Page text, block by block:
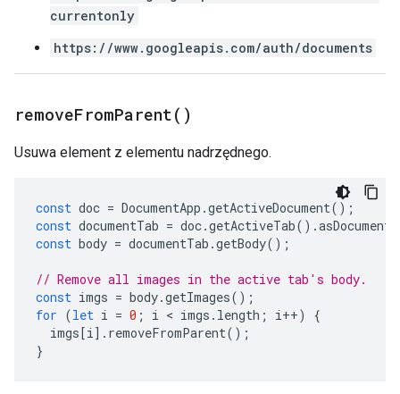
currentonly
https://www.googleapis.com/auth/documents
removeFromParent( )
Usuwa element z elementu nadrzędnego.
const doc = DocumentApp .getActiveDocument();
const documentTab = doc.getActiveTab().
const body = documentTab .getBody();
// Remove all images in the active tab's body.
const imgs = body.getImages();
for (let i = 0 ; i < imgs . length ; i++)
{
imgs[i]. removeFromParent();
}